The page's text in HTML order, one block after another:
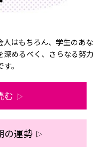
人はもちろん、学生のあな
深めるべく、さらなる努力
。
む ▷
の運勢 ▷